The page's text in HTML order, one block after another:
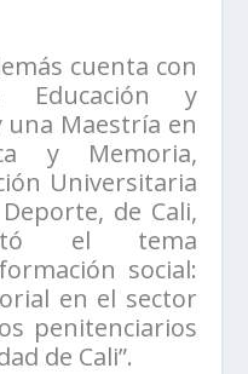
cuenta con
Educación y
Maestría en
y Memoria,
Universitaria
de Cali,
el tema
social:
en el sector
penitenciarios
de Cali”.